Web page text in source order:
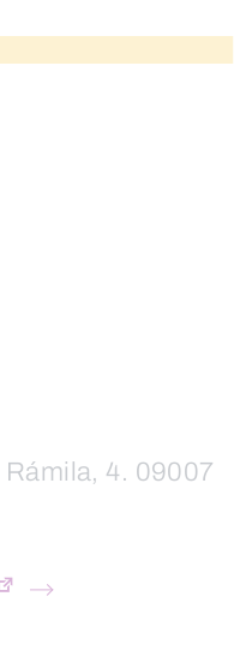
4. 09007